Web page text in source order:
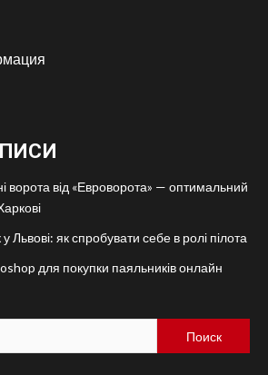
ворота від «Евроворота» — оптимальний
Львові: як спробувати себе в ролі пілота
для покупки паяльників онлайн